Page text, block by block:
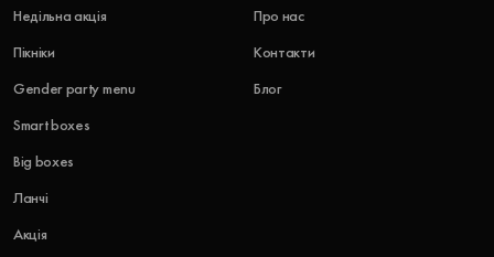
Недільна акція
Пікніки
Gender party menu
Smart boxes
Big boxes
Ланчі
Акція
Про нас
Контакти
Блог